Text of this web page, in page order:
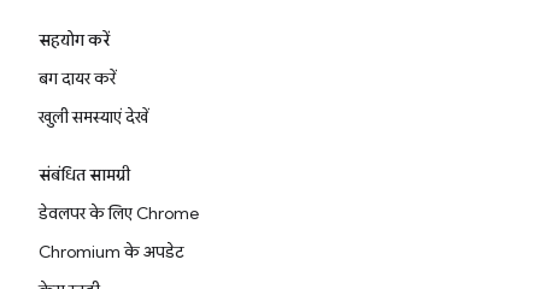
सहयोग करें
बग दायर करें
खुली समस्याएं देखें
संबंधित सामग्री
डेवलपर के लिए Chrome
Chromium के अपडेट